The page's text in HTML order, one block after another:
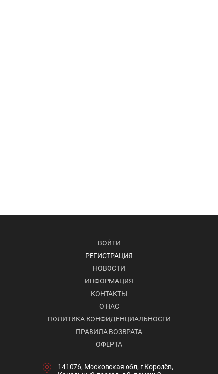
ВОЙТИ
РЕГИСТРАЦИЯ
НОВОСТИ
ИНФОРМАЦИЯ
КОНТАКТЫ
О НАС
ПОЛИТИКА КОНФИДЕНЦИАЛЬНОСТИ
ПРАВИЛА ВОЗВРАТА
ОФЕРТА
141076, Московская обл, г Королёв,